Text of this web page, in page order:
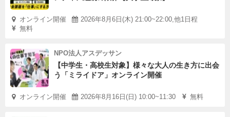
オンライン開催
2026年8月6日(木) 21:00~22:00,他1日程
無料
NPO法人アスデッサン
【中学生・高校生対象】様々な大人の生き方に出会
う「ミライドア」オンライン開催
オンライン開催 2026年8月16日(日) 10:00~11:30 無料